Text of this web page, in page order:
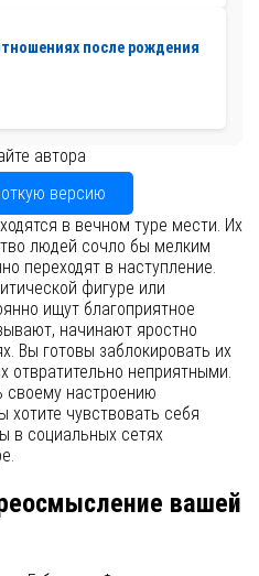
после рождения
автора
версию
в вечном туре мести. Их
людей сочло бы мелким
переходят в наступление.
фигуре или
ищут благоприятное
начинают яростно
Вы готовы заблокировать их
отвратительно неприятными.
своему настроению
хотите чувствовать себя
в социальных сетях
вашей